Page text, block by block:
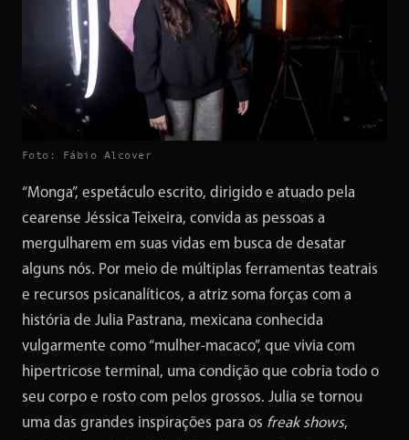
Foto: Fábio Alcover
“Monga”, espetáculo escrito, dirigido e atuado pela
cearense Jéssica Teixeira, convida as pessoas a
mergulharem em suas vidas em busca de desatar
alguns nós. Por meio de múltiplas ferramentas teatrais
e recursos psicanalíticos, a atriz soma forças com a
história de Julia Pastrana, mexicana conhecida
vulgarmente como “mulher-macaco”, que vivia com
hipertricose terminal, uma condição que cobria todo o
seu corpo e rosto com pelos grossos. Julia se tornou
uma das grandes inspirações para os freak shows,